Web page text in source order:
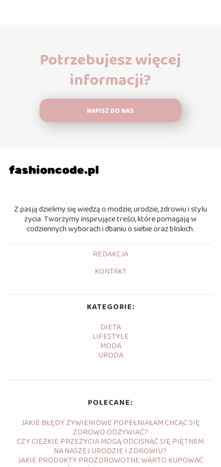
Potrzebujesz więcej
informacji?
NAPISZ DO NAS
Z pasją dzielimy się wiedzą o modzie, urodzie, zdrowiu i stylu
życia. Tworzymy inspirujące treści, które pomagają w
codziennych wyborach i dbaniu o siebie oraz bliskich.
REDAKCJA
KONTAKT
KATEGORIE:
DIETA
LIFESTYLE
MODA
URODA
POLECANE:
JAKIE BŁĘDY ŻYWIENIOWE POPEŁNIAŁAM CHCĄC SIĘ
ZDROWO ODŻYWIAĆ?
CZY CIĘŻKIE PRZEŻYCIA MOGĄ ODCISNĄĆ SIĘ PIĘTNEM
NA NASZEJ URODZIE I ZDROWIU?
JAKIE PRODUKTY PROZDROWOTNE WARTO KUPOWAĆ